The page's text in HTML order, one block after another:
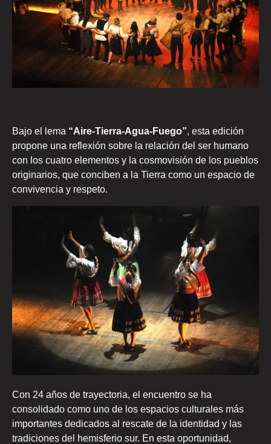
Bajo el lema “Aire-Tierra-Agua-Fuego”, esta edición
propone una reflexión sobre la relación del ser humano
con los cuatro elementos y la cosmovisión de los pueblos
originarios, que conciben a la Tierra como un espacio de
convivencia y respeto.
Con 24 años de trayectoria, el encuentro se ha
consolidado como uno de los espacios culturales más
importantes dedicados al rescate de la identidad y las
tradiciones del hemisferio sur. En esta oportunidad,